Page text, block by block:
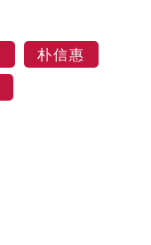
朴信惠